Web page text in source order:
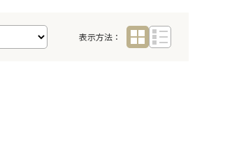
表示方法：